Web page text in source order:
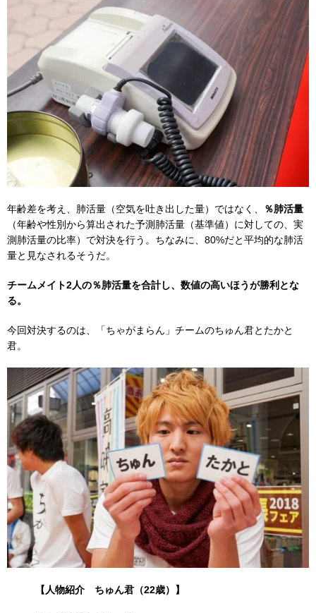
年齢差を考え、肺活量（空気を吐き出した量）ではなく、
％肺活量
（年齢や性別から算出された予測肺活量（基準値）に対しての、実
測肺活量の比率）で対決を行う。ちなみに、80%だと平均的な肺活
量と見なされるそうだ。
チームメイト2人の％肺活量を合計し、数値の高いほうが勝利とな
る。
今回対決するのは、「ちゃがまらん」チームのちゅん君とたかと
君。
【人物紹介 ちゅん君（22歳） 】